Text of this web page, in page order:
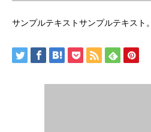
サンプルテキストサンプルテキスト。